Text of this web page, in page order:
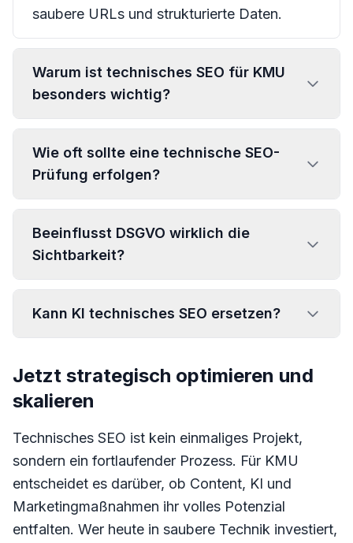
saubere URLs und strukturierte Daten.
Warum ist technisches SEO für KMU
besonders wichtig?
Wie oft sollte eine technische SEO-
Prüfung erfolgen?
Beeinflusst DSGVO wirklich die
Sichtbarkeit?
Kann KI technisches SEO ersetzen?
Jetzt strategisch optimieren und
skalieren
Technisches SEO ist kein einmaliges Projekt,
sondern ein fortlaufender Prozess. Für KMU
entscheidet es darüber, ob Content, KI und
Marketingmaßnahmen ihr volles Potenzial
entfalten. Wer heute in saubere Technik investiert,